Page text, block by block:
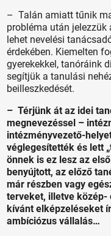
– Talán amiatt tűnik
probléma után jelezzük
lehet nevelési
érdekében. Kiemelten
gyerekekkel, tanóráink
segítjük a tanulási
beilleszkedését.
– Térjünk át az idei
megnevezéssel –
intézményvezető-
véglegesítették és lett
önnek is ez lesz az
benyújtott, az előző
már részben vagy
terveket, illetve közép-
kívánt elképzeléseket
ambí­ci­ózus vállalás…